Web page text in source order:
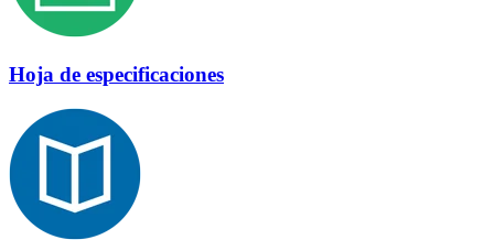
Hoja de especificaciones